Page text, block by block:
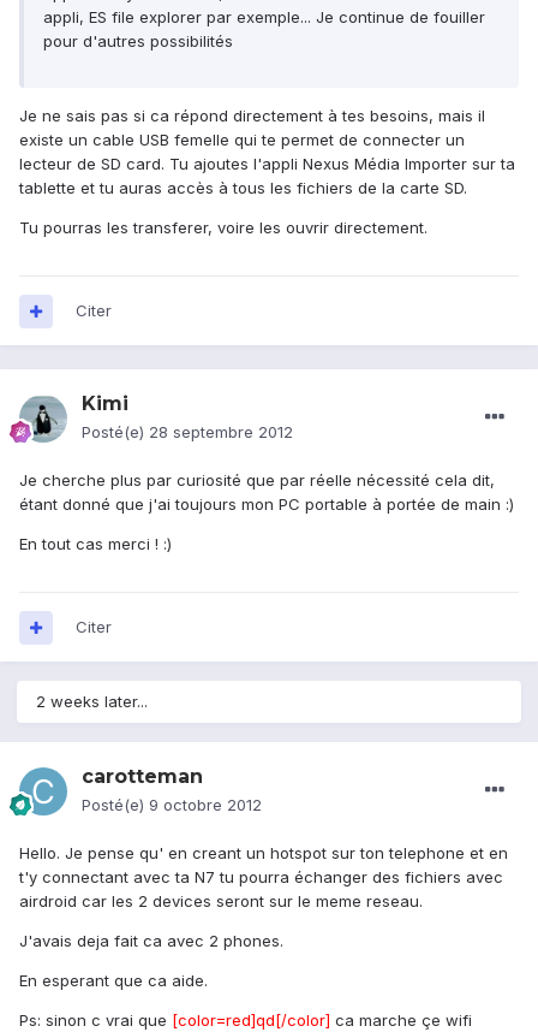
appli, ES file explorer par exemple... Je continue de fouiller
pour d'autres possibilités
Je ne sais pas si ca répond directement à tes besoins, mais il
existe un cable USB femelle qui te permet de connecter un
lecteur de SD card. Tu ajoutes l'appli Nexus Média Importer sur ta
tablette et tu auras accès à tous les fichiers de la carte SD.
Tu pourras les transferer, voire les ouvrir directement.
Citer
Kimi
Posté(e) 28 septembre 2012
Je cherche plus par curiosité que par réelle nécessité cela dit,
étant donné que j'ai toujours mon PC portable à portée de main :)
En tout cas merci ! :)
Citer
2 weeks later...
carotteman
Posté(e) 9 octobre 2012
Hello. Je pense qu' en creant un hotspot sur ton telephone et en
t'y connectant avec ta N7 tu pourra échanger des fichiers avec
airdroid car les 2 devices seront sur le meme reseau.
J'avais deja fait ca avec 2 phones.
En esperant que ca aide.
Ps: sinon c vrai que [color=red]qd[/color] ca marche çe wifi